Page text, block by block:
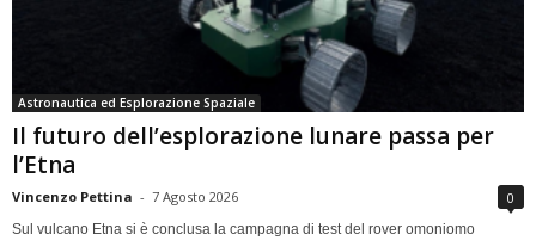
Astronautica ed Esplorazione Spaziale
Il futuro dell’esplorazione lunare passa per
l’Etna
Vincenzo Pettina - 7 Agosto 2026 0
Sul vulcano Etna si è conclusa la campagna di test del rover omoniomo